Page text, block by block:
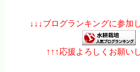
↓↓↓ブログランキングに参加
↑↑↑応援よろしくお願い